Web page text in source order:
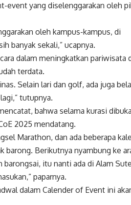
event yang diselenggarakan oleh
oleh kampus-kampus, di
banyak sekali,” ucapnya.
dalam meningkatkan pariwisata
terdata.
Selain lari dan golf, ada juga
tutupnya.
bahwa selama kurasi
2025 mendatang.
Marathon, dan ada beberapa
barong. Berikutnya nyambung ke
barongsai, itu nanti ada di Alam
paparnya.
dalam Calender of Event ini